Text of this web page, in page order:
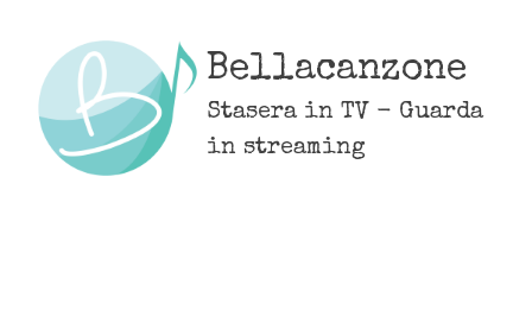
content
Bellacanzone
Stasera in TV - Guarda
in streaming